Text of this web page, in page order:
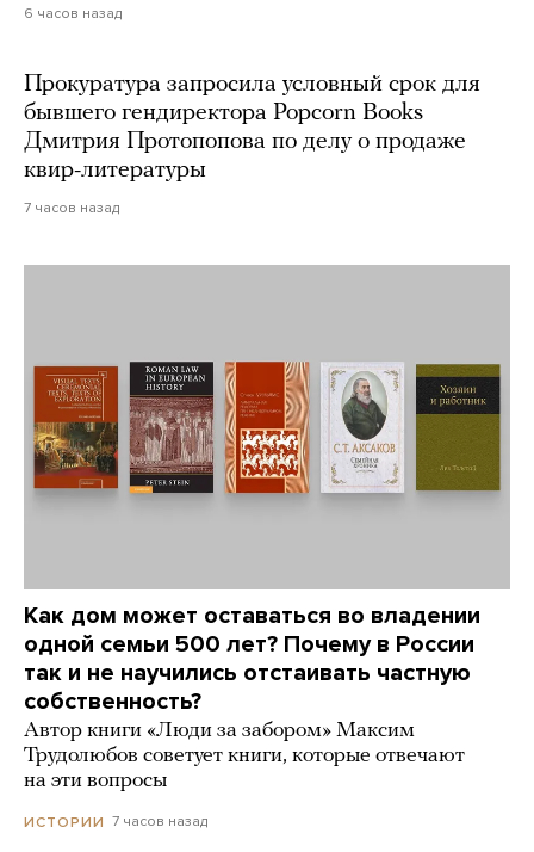
6 часов назад
Прокуратура запросила условный срок для
бывшего гендиректора Popcorn Books
Дмитрия Протопопова по делу о продаже
квир-литературы
7 часов назад
Как дом может оставаться во владении
одной семьи 500 лет? Почему в России
так и не научились отстаивать частную
собственность?
Автор книги «Люди за забором» Максим
Трудолюбов советует книги, которые отвечают
на эти вопросы
ИСТОРИИ 7 часов назад